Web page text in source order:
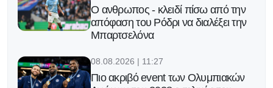
Ο ανθρωπος - κλειδί πίσω από την
απόφαση του Ρόδρι να διαλέξει την
Μπαρτσελόνα
08.08.2026 | 11:27
Πιο ακριβό event των Ολυμπιακών